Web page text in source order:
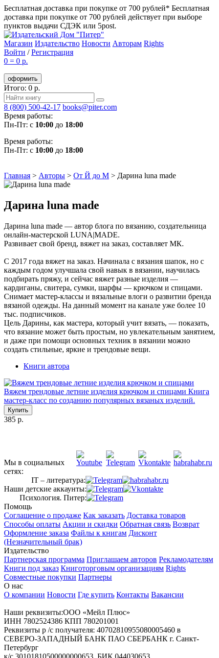
Бесплатная доставка при покупке от 700 рублей* Бесплатная
доставка при покупке от 700 рублей действует при выборе
пунктов выдачи СДЭК или 5post.
Магазин Издательство Новости Авторам Rights
Войти /Регистрация
0 = 0 р.
оформить
Итого: 0 р.
8 (800) 500-42-17 books@piter.com
Время работы:
Пн-Пт: с 10:00 до 18:00
Время работы:
Пн-Пт: с 10:00 до 18:00
Главная > Авторы > От Й до М > Дарина luna made
Дарина luna made
Дарина luna made — автор блога по вязанию, создательница
онлайн-мастерской LUNA|MADE.
Развивает свой бренд, вяжет на заказ, составляет МК.
С 2017 года вяжет на заказ. Начинала с вязания шапок, но с
каждым годом улучшала свой навык в вязании, научилась
подбирать пряжу, и сейчас вяжет разные изделия —
кардиганы, свитера, сумки, шарфы — крючком и спицами.
Снимает мастер-классы и вязальные влоги о развитии бренда
вязаной одежды. На данный момент на канале уже более 10
тыс. подписчиков.
Цель Дарины, как мастера, который учит вязать, — показать,
что вязание может быть простым, но увлекательным занятием,
и даже при помощи основных техник в вязании можно
создать стильные, яркие и трендовые вещи.
Книги автора
Вяжем трендовые летние изделия крючком и спицами Книга
мастер-класс по созданию популярных вязаных изделий.
Купить
385 р.
Мы в социальных
сетях:
IT – литература:
Наши детские аккаунты:
Психология. Питер:
Помощь
Соглашение о продаже Как заказать Доставка товаров
Способы оплаты Акции и скидки Обратная связь Возврат
Оформление заказа Файлы к книгам Дисконт
(Незначительный брак)
Издательство
Партнерская программа Приглашаем авторов Рекламодателям
Книги под заказ Книготорговым организациям Rights
Совместные покупки Партнеры
О нас
О компании Новости Где купить Контакты Вакансии
Наши реквизиты:ООО «Мейл Плюс»
ИНН 7802524386 КПП 780201001
Реквизиты р /с получателя: 40702810955080005460 в
СЕВЕРО-ЗАПАДНЫЙ БАНК ПАО СБЕРБАНК г. Санкт-
Петербург
к/с 30101810500000000653, БИК 044030653